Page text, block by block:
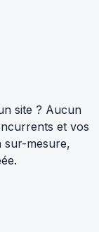
site ? Aucun
et vos
sur-mesure,